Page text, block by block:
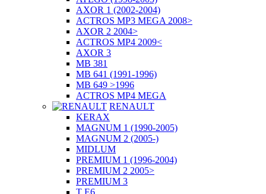
AXOR 1 (2002-2004)
ACTROS MP3 MEGA 2008>
AXOR 2 2004>
ACTROS MP4 2009<
AXOR 3
MB 381
MB 641 (1991-1996)
MB 649 >1996
ACTROS MP4 MEGA
RENAULT
KERAX
MAGNUM 1 (1990-2005)
MAGNUM 2 (2005-)
MIDLUM
PREMIUM 1 (1996-2004)
PREMIUM 2 2005>
PREMIUM 3
T E6